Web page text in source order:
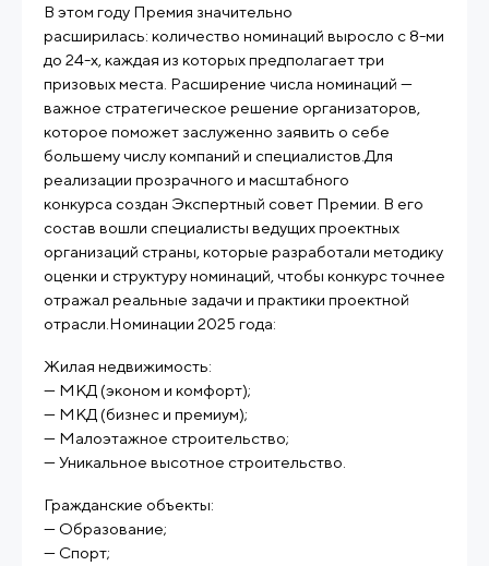
В этом году Премия значительно
расширилась: количество номинаций выросло с 8-ми
до 24-х, каждая из которых предполагает три
призовых места. Расширение числа номинаций —
важное стратегическое решение организаторов,
которое поможет заслуженно заявить о себе
большему числу компаний и специалистов.Для
реализации прозрачного и масштабного
конкурса создан Экспертный совет Премии. В его
состав вошли специалисты ведущих проектных
организаций страны, которые разработали методику
оценки и структуру номинаций, чтобы конкурс точнее
отражал реальные задачи и практики проектной
отрасли.Номинации 2025 года:
Жилая недвижимость:
— МКД (эконом и комфорт);
— МКД (бизнес и премиум);
— Малоэтажное строительство;
— Уникальное высотное строительство.
Гражданские объекты:
— Образование;
— Спорт;